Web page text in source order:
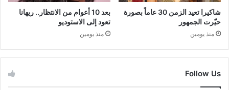
شاكيرا تعيد الزمن 30 عاماً بصورة
حيّرت الجمهور
منذ يومين
بعد 10 أعوام من الانتظار.. ريهانا
تعود إلى الاستوديو
منذ يومين
Follow Us